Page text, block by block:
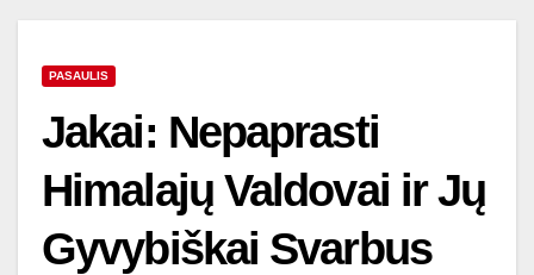
PASAULIS
Jakai: Nepaprasti
Himalajų Valdovai ir Jų
Gyvybiškai Svarbus